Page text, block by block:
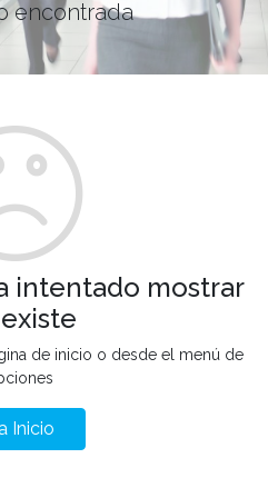
encontrada
intentado mostrar
de inicio o desde el menú de
Inicio